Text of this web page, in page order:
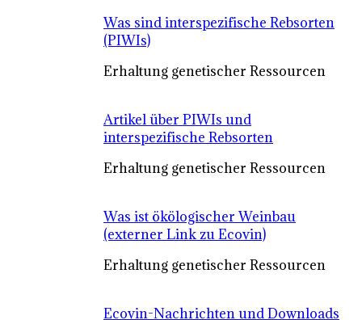
Was sind interspezifische Rebsorten
(PIWIs)
Erhaltung genetischer Ressourcen
Artikel über PIWIs und
interspezifische Rebsorten
Erhaltung genetischer Ressourcen
Was ist ökölogischer Weinbau
(externer Link zu Ecovin)
Erhaltung genetischer Ressourcen
Ecovin-Nachrichten und Downloads